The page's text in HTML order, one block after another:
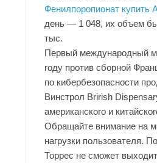
Фенилпоропионат купить
день — 1 048, их объем
тыс.
Первый международный
году против сборной
по кибербезопасности
Винстрол Brirish
американского и
Обращайте внимание на
нагрузки пользователя.
Торрес не сможет